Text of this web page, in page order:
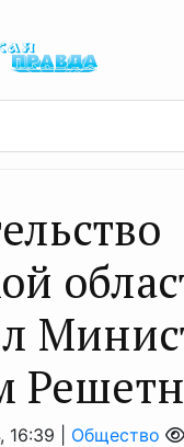
16:39 | Общество